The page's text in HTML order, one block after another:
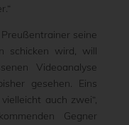
seine
schicken wird, will
Videoanalyse
gesehen. Eins
auch zwei“,
Gegner